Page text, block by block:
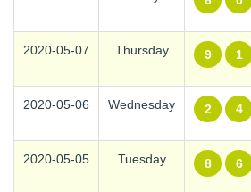
2020-05-07 Thursday 9 1
2020-05-06 Wednesday 2 4
2020-05-05 Tuesday 8 6